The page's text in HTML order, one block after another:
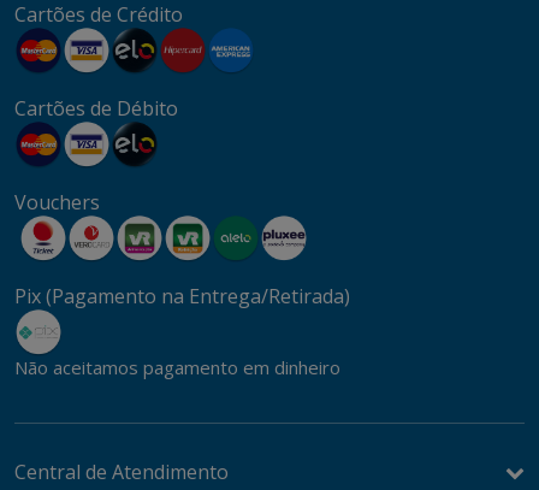
Cartões de Crédito
Cartões de Débito
Vouchers
Pix (Pagamento na Entrega/Retirada)
Não aceitamos pagamento em dinheiro
Central de Atendimento